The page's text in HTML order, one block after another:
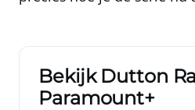
Bekijk Dutton
Paramount+